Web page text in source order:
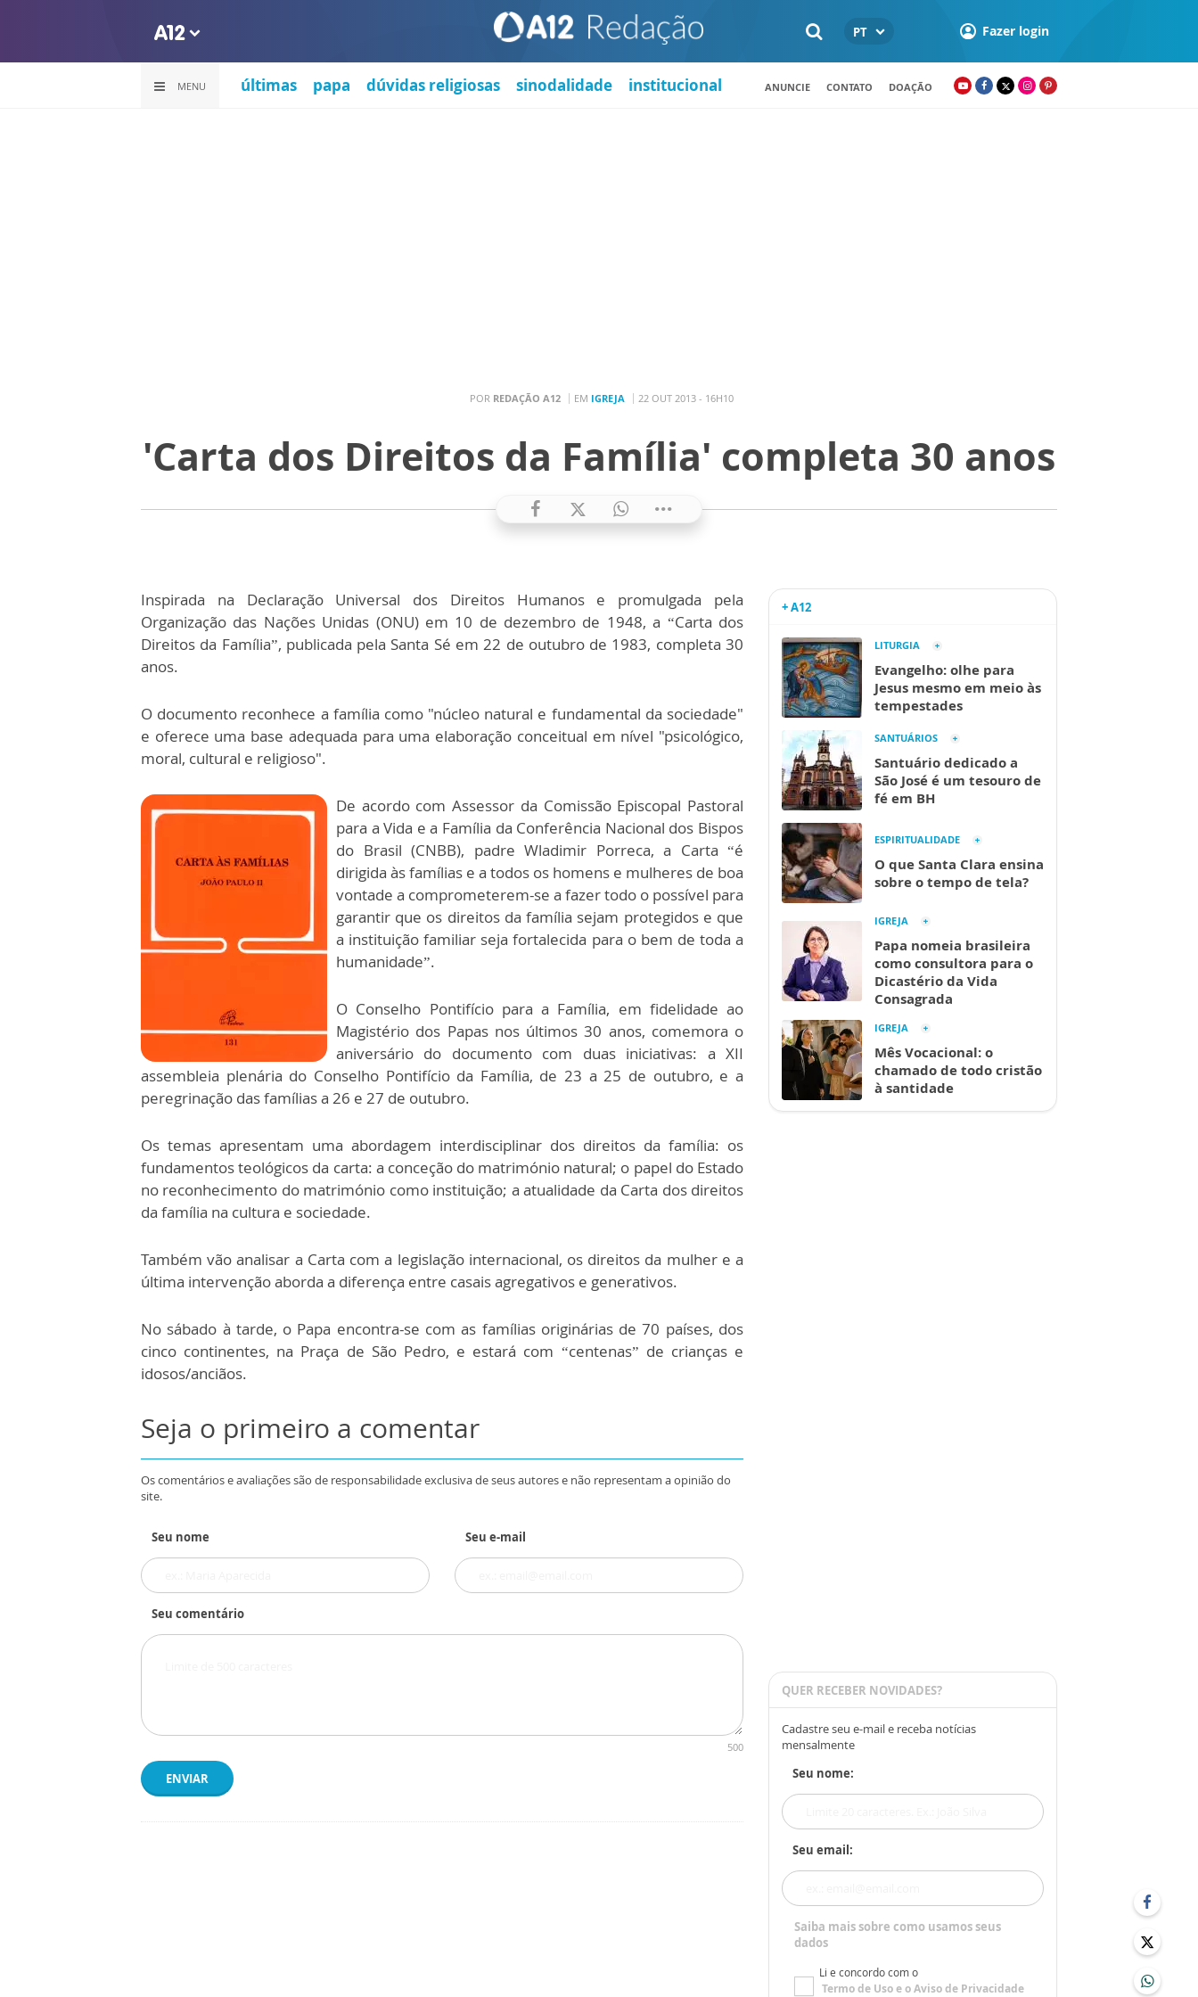
PT Fazer login
MENU últimas papa dúvidas religiosas sinodalidade institucional ANUNCIE CONTATO DOAÇÃO
POR REDAÇÃO A12 EM IGREJA 22 OUT 2013 - 16H10
'Carta dos Direitos da Família' completa 30 anos
Inspirada na Declaração Universal dos Direitos Humanos e promulgada pela
Organização das Nações Unidas (ONU) em 10 de dezembro de 1948, a “Carta dos
Direitos da Família”, publicada pela Santa Sé em 22 de outubro de 1983, completa 30
anos.
O documento reconhece a família como "núcleo natural e fundamental da sociedade"
e oferece uma base adequada para uma elaboração conceitual em nível "psicológico,
moral, cultural e religioso".
De acordo com Assessor da Comissão Episcopal Pastoral
para a Vida e a Família da Conferência Nacional dos Bispos
do Brasil (CNBB), padre Wladimir Porreca, a Carta “é
dirigida às famílias e a todos os homens e mulheres de boa
vontade a comprometerem-se a fazer todo o possível para
garantir que os direitos da família sejam protegidos e que
a instituição familiar seja fortalecida para o bem de toda a
humanidade”.
O Conselho Pontifício para a Família, em fidelidade ao
Magistério dos Papas nos últimos 30 anos, comemora o
aniversário do documento com duas iniciativas: a XII
assembleia plenária do Conselho Pontifício da Família, de 23 a 25 de outubro, e a
peregrinação das famílias a 26 e 27 de outubro.
Os temas apresentam uma abordagem interdisciplinar dos direitos da família: os
fundamentos teológicos da carta: a conceção do matrimónio natural; o papel do Estado
no reconhecimento do matrimónio como instituição; a atualidade da Carta dos direitos
da família na cultura e sociedade.
Também vão analisar a Carta com a legislação internacional, os direitos da mulher e a
última intervenção aborda a diferença entre casais agregativos e generativos.
No sábado à tarde, o Papa encontra-se com as famílias originárias de 70 países, dos
cinco continentes, na Praça de São Pedro, e estará com “centenas” de crianças e
idosos/anciãos.
Seja o primeiro a comentar
Os comentários e avaliações são de responsabilidade exclusiva de seus autores e não representam a opinião do
site.
Seu nome Seu e-mail
Seu comentário
500
ENVIAR
+ A12
LITURGIA
Evangelho: olhe para
Jesus mesmo em meio às
tempestades
SANTUÁRIOS
Santuário dedicado a
São José é um tesouro de
fé em BH
ESPIRITUALIDADE
O que Santa Clara ensina
sobre o tempo de tela?
IGREJA
Papa nomeia brasileira
como consultora para o
Dicastério da Vida
Consagrada
IGREJA
Mês Vocacional: o
chamado de todo cristão
à santidade
QUER RECEBER NOVIDADES?
Cadastre seu e-mail e receba notícias
mensalmente
Seu nome:
Seu email:
Saiba mais sobre como usamos seus
dados
Li e concordo com o
Termo de Usoe oAviso de Privacidade